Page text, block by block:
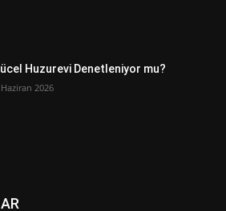
Huzurevi Denetleniyor mu?
2026